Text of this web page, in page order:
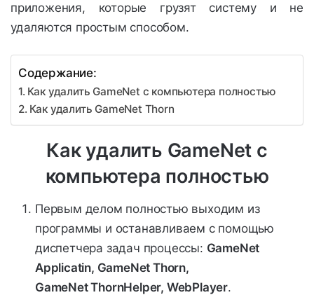
приложения, которые грузят систему и не
удаляются простым способом.
Содержание:
Как удалить GameNet с компьютера полностью
Как удалить GameNet Thorn
Как удалить GameNet с
компьютера полностью
Первым делом полностью выходим из
программы и останавливаем с помощью
диспетчера задач процессы: GameNet
Applicatin, GameNet Thorn,
GameNet ThornHelper, WebPlayer.